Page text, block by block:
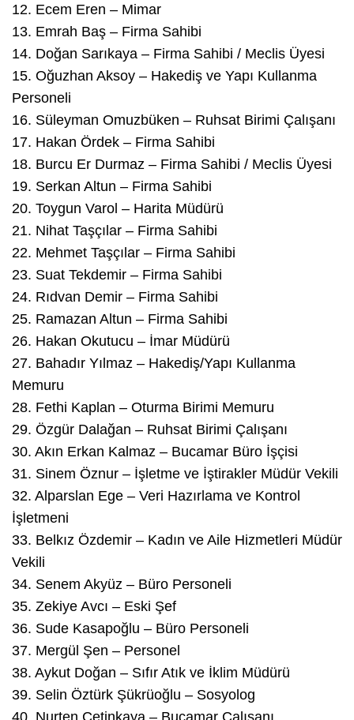
12.⁠ ⁠Ecem Eren – Mimar
13.⁠ ⁠Emrah Baş – Firma Sahibi
14.⁠ ⁠Doğan Sarıkaya – Firma Sahibi / Meclis Üyesi
15.⁠ ⁠Oğuzhan Aksoy – Hakediş ve Yapı Kullanma
Personeli
16.⁠ ⁠Süleyman Omuzbüken – Ruhsat Birimi Çalışanı
17.⁠ ⁠Hakan Ördek – Firma Sahibi
18.⁠ ⁠Burcu Er Durmaz – Firma Sahibi / Meclis Üyesi
19.⁠ ⁠Serkan Altun – Firma Sahibi
20.⁠ ⁠Toygun Varol – Harita Müdürü
21.⁠ ⁠Nihat Taşçılar – Firma Sahibi
22.⁠ ⁠Mehmet Taşçılar – Firma Sahibi
23.⁠ ⁠Suat Tekdemir – Firma Sahibi
24.⁠ ⁠Rıdvan Demir – Firma Sahibi
25.⁠ ⁠Ramazan Altun – Firma Sahibi
26.⁠ ⁠Hakan Okutucu – İmar Müdürü
27.⁠ ⁠Bahadır Yılmaz – Hakediş/Yapı Kullanma
Memuru
28.⁠ ⁠Fethi Kaplan – Oturma Birimi Memuru
29.⁠ ⁠Özgür Dalağan – Ruhsat Birimi Çalışanı
30.⁠ ⁠Akın Erkan Kalmaz – Bucamar Büro İşçisi
31.⁠ ⁠Sinem Öznur – İşletme ve İştirakler Müdür Vekili
32.⁠ ⁠Alparslan Ege – Veri Hazırlama ve Kontrol
İşletmeni
33.⁠ ⁠Belkız Özdemir – Kadın ve Aile Hizmetleri Müdür
Vekili
34.⁠ ⁠Senem Akyüz – Büro Personeli
35.⁠ ⁠Zekiye Avcı – Eski Şef
36.⁠ ⁠Sude Kasapoğlu – Büro Personeli
37.⁠ ⁠Mergül Şen – Personel
38.⁠ ⁠Aykut Doğan – Sıfır Atık ve İklim Müdürü
39.⁠ ⁠Selin Öztürk Şükrüoğlu – Sosyolog
40.⁠ ⁠Nurten Çetinkaya – Bucamar Çalışanı